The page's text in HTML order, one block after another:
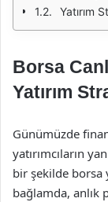
Yatırım
Borsa
Yatırım
Günümüzde
yatırımcıların
bir şekilde borsa
bağlamda, anlık